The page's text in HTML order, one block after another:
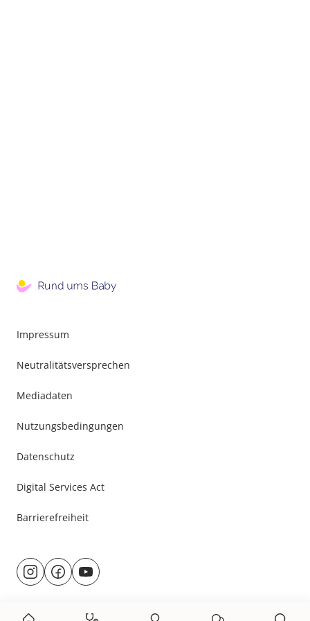
Impressum
Neutralitätsversprechen
Mediadaten
Nutzungsbedingungen
Datenschutz
Digital Services Act
Barrierefreiheit
Besuche
uns@rund.ums.baby
facebook.com/rundumsbaby.de
youtube.com/@rundumsbaby_